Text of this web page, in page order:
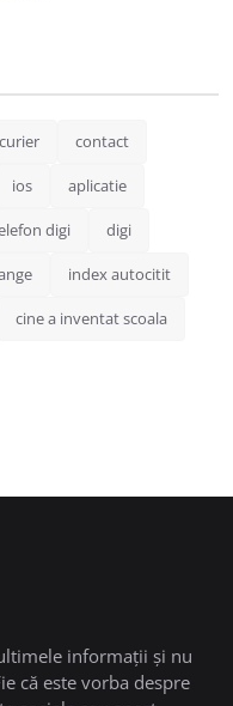
curier contact
ios aplicatie
digi digi
index autocitit
cine a inventat scoala
informații și nu
că este vorba despre